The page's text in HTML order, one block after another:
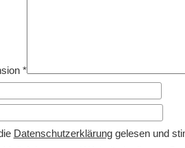
*
Datenschutzerklärunggelesen und